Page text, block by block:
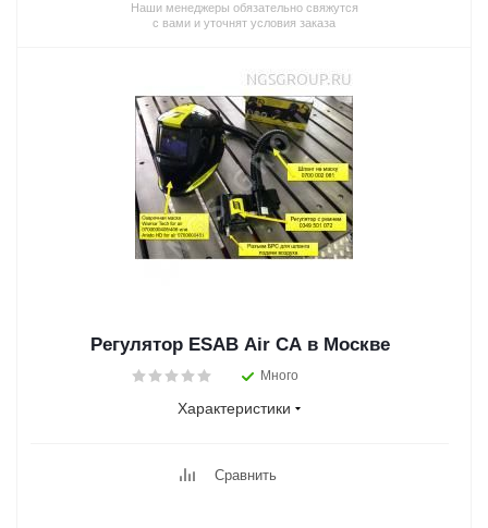
Наши менеджеры обязательно свяжутся
с вами и уточнят условия заказа
Регулятор ESAB Air CA в Москве
Много
Характеристики
Сравнить